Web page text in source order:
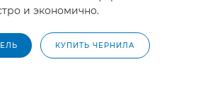
и экономично.
КУПИТЬ ЧЕРНИЛА